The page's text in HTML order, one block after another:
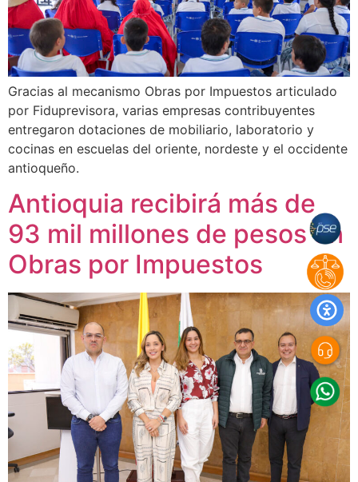
Gracias al mecanismo Obras por Impuestos articulado
por Fiduprevisora, varias empresas contribuyentes
entregaron dotaciones de mobiliario, laboratorio y
cocinas en escuelas del oriente, nordeste y el occidente
antioqueño.
Antioquia recibirá más de
93 mil millones de pesos en
Obras por Impuestos